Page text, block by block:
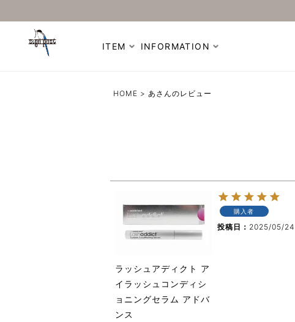
ITEM INFORMATION
HOME あさんのレビュー
ラッシュアディクト ア
イラッシュコンディシ
ョニングセラム アドバ
ンス
購入者
投稿日 2025/05/24